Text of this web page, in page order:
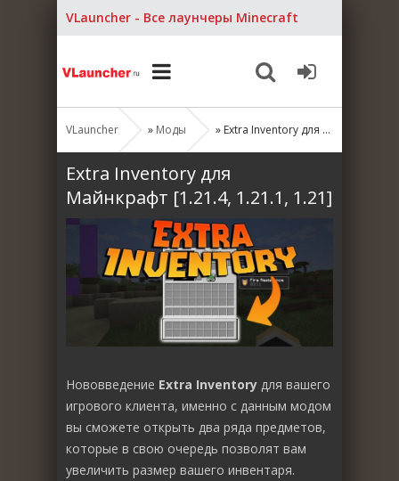
VLauncher - Все лаунчеры Minecraft
VLauncher » Моды » Extra Inventory для Майнкрафт [1.21.4, 1.21.1, 1.21]
Extra Inventory для
Майнкрафт [1.21.4, 1.21.1, 1.21]
Нововведение Extra Inventory для вашего
игрового клиента, именно с данным модом
вы сможете открыть два ряда предметов,
которые в свою очередь позволят вам
увеличить размер вашего инвентаря.